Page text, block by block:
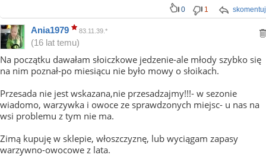
skomentuj
0 1
Ania1979 83.11.39.*
(16 lat temu)
Na początku dawałam słoiczkowe jedzenie-ale młody szybko się
na nim poznał-po miesiącu nie było mowy o słoikach.
Przesada nie jest wskazana,nie przesadzajmy!!!- w sezonie
wiadomo, warzywka i owoce ze sprawdzonych miejsc- u nas na
wsi problemu z tym nie ma.
Zimą kupuję w sklepie, włoszczyznę, lub wyciągam zapasy
warzywno-owocowe z lata.